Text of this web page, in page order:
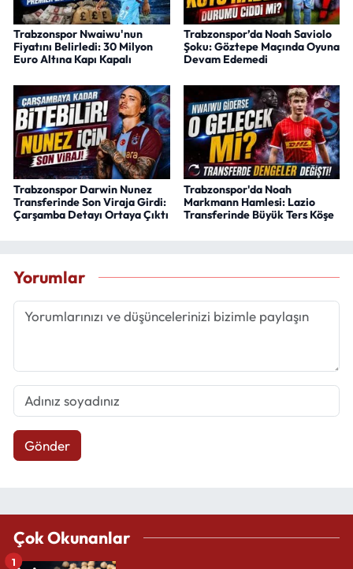
Trabzonspor Nwaiwu'nun
Fiyatını Belirledi: 30 Milyon
Euro Altına Kapı Kapalı
Trabzonspor’da Noah Saviolo
Şoku: Göztepe Maçında Oyuna
Devam Edemedi
Trabzonspor Darwin Nunez
Transferinde Son Viraja Girdi:
Çarşamba Detayı Ortaya Çıktı
Trabzonspor'da Noah
Markmann Hamlesi: Lazio
Transferinde Büyük Ters Köşe
Yorumlar
Gönder
Çok Okunanlar
1